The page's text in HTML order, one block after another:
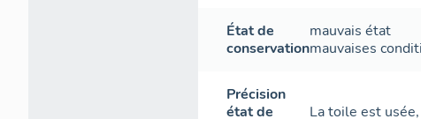
État de
conservation
mauvais état
mauvaises
Précision
état de
La toile est